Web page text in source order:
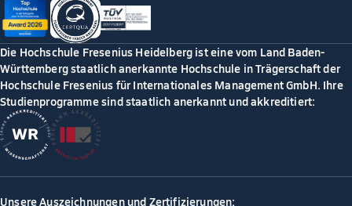
Die Hochschule Fresenius Heidelberg ist eine vom Land Baden-
Württemberg staatlich anerkannte Hochschule in Trägerschaft der
Hochschule Fresenius für Internationales Management GmbH. Ihre
Studienprogramme sind staatlich anerkannt und akkreditiert:
Unsere Auszeichnungen und Zertifizierungen: